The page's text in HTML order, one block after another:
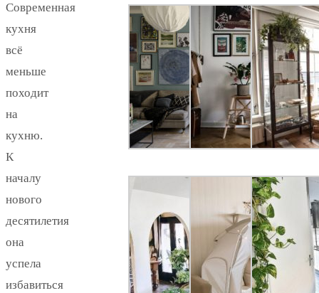
Современная
кухня
всё
меньше
походит
на
кухню.
К
началу
нового
десятилетия
она
успела
избавиться